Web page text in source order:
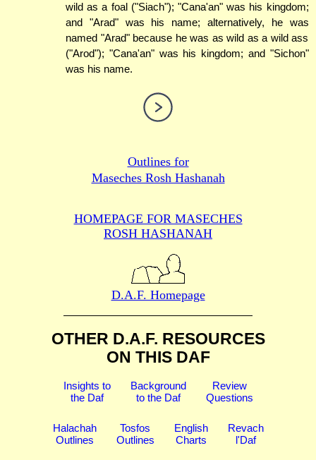
wild as a foal ("Siach"); "Cana'an" was his kingdom;
and "Arad" was his name; alternatively, he was
named "Arad" because he was as wild as a wild ass
("Arod"); "Cana'an" was his kingdom; and "Sichon"
was his name.
Outlines for
Maseches Rosh Hashanah
HOMEPAGE FOR MASECHES
ROSH HASHANAH
D.A.F. Homepage
OTHER D.A.F. RESOURCES
ON THIS DAF
Insights to
the Daf
Background
to the Daf
Review
Questions
Halachah
Outlines
Tosfos
Outlines
English
Charts
Revach
l'Daf